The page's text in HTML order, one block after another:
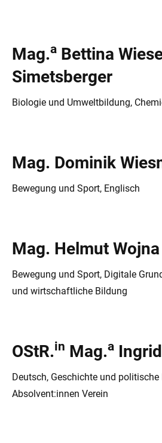
Mag.a Bettina
Simetsberger
Biologie und Umweltbildung,
Mag. Dominik
Bewegung und Sport, Englisch
Mag. Helmut Wojna
Bewegung und Sport, Digitale
und wirtschaftliche Bildung
OStR.in Mag.a
Deutsch, Geschichte und politische
Absolvent:innen Verein